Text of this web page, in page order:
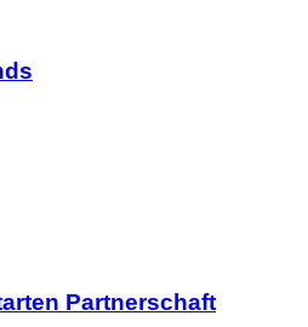
Partnerschaft